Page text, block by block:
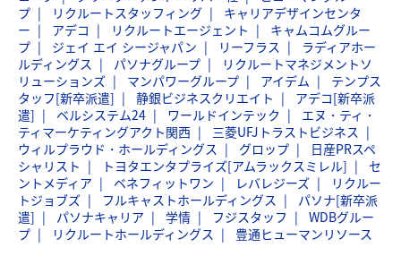
プ
リクルートスタッフィング
キャリアデザインセンタ
ー
アデコ リクルートエージェント
キャムコムグルー
プ
ジェイ エイ シージャパン リーフラス
ラディアホー
ルディングス
パソナグループ
リクルートマネジメントソ
リューションズ
マンパワーグループ アイデム
テンプス
タッフ[新卒派遣]
静銀ビジネスクリエイト
アデコ[新卒派
遣]
ベルシステム24 ワールドインテック
エヌ・ティ・
ティマーケティングアクト関西
三菱UFJトラストビジネス
ウィルプラウド・ホールディングス
グロップ
日産PRスペ
シャリスト
トヨタエンタプライズ[アムラックスミレル]
セ
ントメディア
ベネフィットワン レバレジーズ
リクルー
トジョブズ
フルキャストホールディングス
パソナ[新卒派
遣]
パソナキャリア 学情 フジスタッフ
WDBグルー
プ
リクルートホールディングス 豊通ヒューマンリソース